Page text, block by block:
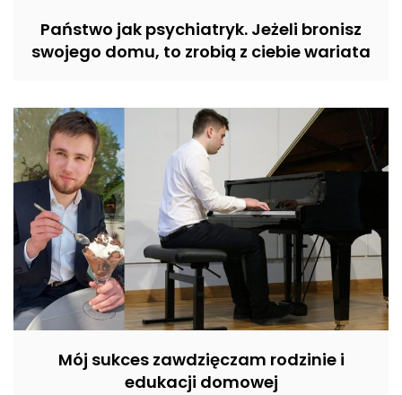
Państwo jak psychiatryk. Jeżeli bronisz
swojego domu, to zrobią z ciebie wariata
Mój sukces zawdzięczam rodzinie i
edukacji domowej